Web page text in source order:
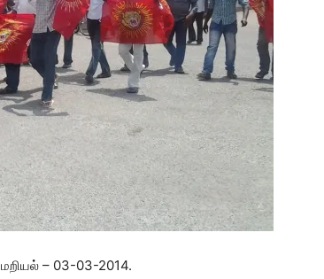
– 03-03-2014.